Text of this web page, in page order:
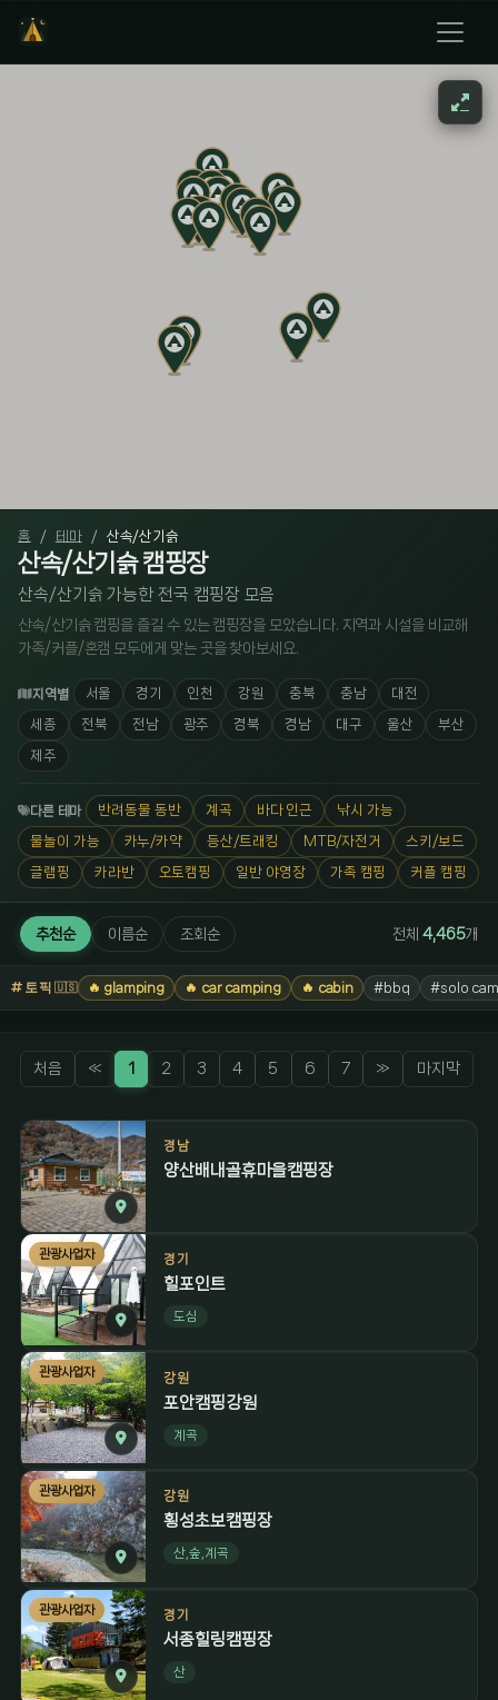
홈 테마 산속/산기슭
산속/산기슭 캠핑장
산속/산기슭 가능한 전국 캠핑장 모음
산속/산기슭 캠핑을 즐길 수 있는 캠핑장을 모았습니다. 지역과 시설을 비교해
가족/커플/혼캠 모두에게 맞는 곳을 찾아보세요.
지역별 서울 경기 인천 강원 충북 충남 대전
세종 전북 전남 광주 경북 경남 대구 울산 부산
제주
다른 테마 반려동물 동반 계곡 바다 인근 낚시 가능
물놀이 가능 카누/카약 등산/트래킹 MTB/자전거 스키/보드
글램핑 카라반 오토캠핑 일반 야영장 가족 캠핑 커플 캠핑
추천순 이름순 조회순 전체 4,465개
토픽🇺🇸 🔥 glamping 🔥 car camping 🔥 cabin #bbq #solo
처음 « 1 2 3 4 5 6 7 » 마지막
경남
양산배내골휴마을캠핑장
관광사업자 경기
힐포인트
도심
관광사업자 강원
포안캠핑강원
계곡
관광사업자 강원
횡성초보캠핑장
산,숲,계곡
관광사업자 경기
서종힐링캠핑장
산